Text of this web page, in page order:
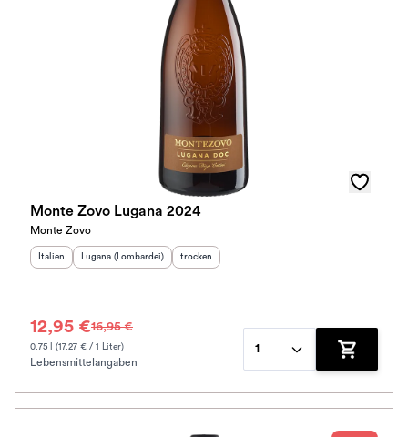
Monte Zovo Lugana 2024
Monte Zovo
Herkunftsland:
Italien Herkunftsregion:
Lugana (Lombardei) Geschmack
trocken
12,95 €16,95 €
0.75 l (17.27 € / 1 Liter)
Lebensmittelangaben
1
Zum